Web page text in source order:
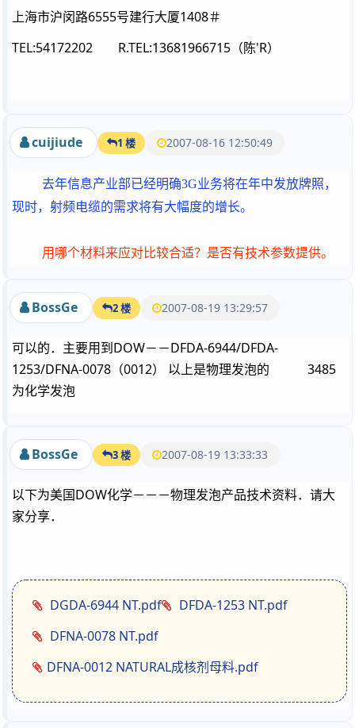
上海市沪闵路6555号建行大厦1408＃
TEL:54172202 R.TEL:13681966715（陈'R）
cuijiude 1 楼 2007-08-16 12:50:49
去年信息产业部已经明确3G业务将在年中发放牌照，
现时，射频电缆的需求将有大幅度的增长。
用哪个材料来应对比较合适？是否有技术参数提供。
BossGe 2 楼 2007-08-19 13:29:57
可以的．主要用到DOW－－DFDA-6944/DFDA-
1253/DFNA-0078（0012） 以上是物理发泡的 3485
为化学发泡
BossGe 3 楼 2007-08-19 13:33:33
以下为美国DOW化学－－－物理发泡产品技术资料．请大
家分享．
DGDA-6944 NT.pdf
DFDA-1253 NT.pdf
DFNA-0078 NT.pdf
DFNA-0012 NATURAL成核剂母料.pdf